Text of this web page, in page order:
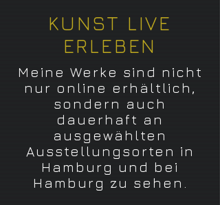
KUNST LIVE
ERLEBEN
Meine Werke sind nicht
nur online erhältlich,
sondern auch
dauerhaft an
ausgewählten
Ausstellungsorten in
Hamburg und bei
Hamburg zu sehen.